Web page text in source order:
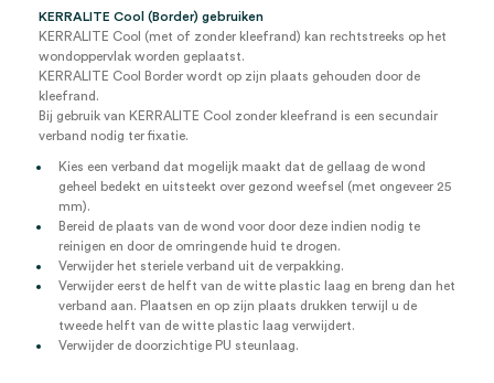
KERRALITE Cool (Border) gebruiken
KERRALITE Cool (met of zonder kleefrand) kan rechtstreeks op het
wondoppervlak worden geplaatst.
KERRALITE Cool Border wordt op zijn plaats gehouden door de
kleefrand.
Bij gebruik van KERRALITE Cool zonder kleefrand is een secundair
verband nodig ter fixatie.
Kies een verband dat mogelijk maakt dat de gellaag de wond
geheel bedekt en uitsteekt over gezond weefsel (met ongeveer 25
mm).
Bereid de plaats van de wond voor door deze indien nodig te
reinigen en door de omringende huid te drogen.
Verwijder het steriele verband uit de verpakking.
Verwijder eerst de helft van de witte plastic laag en breng dan het
verband aan. Plaatsen en op zijn plaats drukken terwijl u de
tweede helft van de witte plastic laag verwijdert.
Verwijder de doorzichtige PU steunlaag.